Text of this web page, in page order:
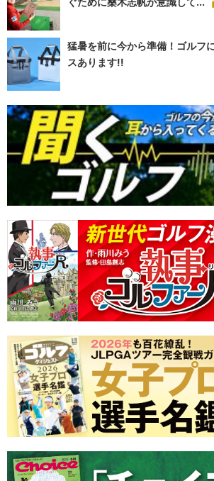
猛暑を前に今から準備！ゴルフ
スあります!!